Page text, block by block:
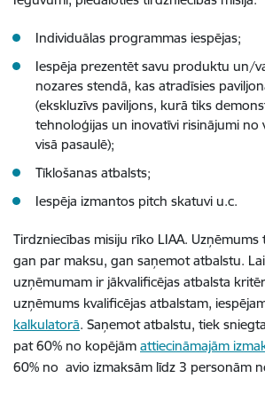
Individuālas programmas iespējas;
Iespēja prezentēt savu produktu un/
nozares stendā, kas atradīsies
(ekskluzīvs paviljons, kurā tiks
tehnoloģijas un inovatīvi risinājumi
visā pasaulē);
Tīklošanas atbalsts;
Iespēja izmantos pitch skatuvi u.c.
Tirdzniecības misiju rīko LIAA. Uzņēmums
gan par maksu, gan saņemot atbalstu.
uzņēmumam ir jākvalificējas atbalsta
uzņēmums kvalificējas atbalstam,
kalkulatorā. Saņemot atbalstu, tiek
pat 60% no kopējām attiecināmajām
60% no avio izmaksām līdz 3 personām